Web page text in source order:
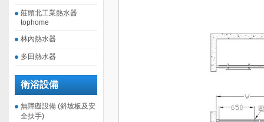
莊頭北工業熱水器
tophome
林內熱水器
多田熱水器
衛浴設備
無障礙設備 (斜坡板及安
全扶手)